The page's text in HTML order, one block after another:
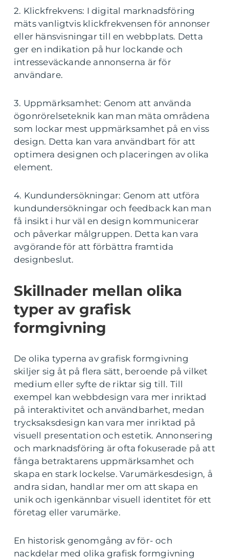
2. Klickfrekvens: I digital marknadsföring
mäts vanligtvis klickfrekvensen för annonser
eller hänsvisningar till en webbplats. Detta
ger en indikation på hur lockande och
intresseväckande annonserna är för
användare.
3. Uppmärksamhet: Genom att använda
ögonrörelseteknik kan man mäta områdena
som lockar mest uppmärksamhet på en viss
design. Detta kan vara användbart för att
optimera designen och placeringen av olika
element.
4. Kundundersökningar: Genom att utföra
kundundersökningar och feedback kan man
få insikt i hur väl en design kommunicerar
och påverkar målgruppen. Detta kan vara
avgörande för att förbättra framtida
designbeslut.
Skillnader mellan olika
typer av grafisk
formgivning
De olika typerna av grafisk formgivning
skiljer sig åt på flera sätt, beroende på vilket
medium eller syfte de riktar sig till. Till
exempel kan webbdesign vara mer inriktad
på interaktivitet och användbarhet, medan
trycksaksdesign kan vara mer inriktad på
visuell presentation och estetik. Annonsering
och marknadsföring är ofta fokuserade på att
fånga betraktarens uppmärksamhet och
skapa en stark lockelse. Varumärkesdesign, å
andra sidan, handlar mer om att skapa en
unik och igenkännbar visuell identitet för ett
företag eller varumärke.
En historisk genomgång av för- och
nackdelar med olika grafisk formgivning